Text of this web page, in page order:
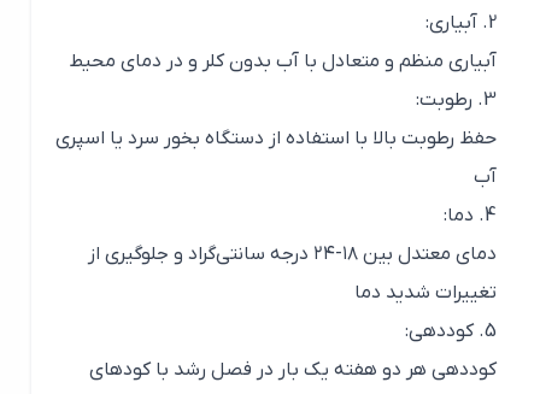
آبیاری منظم و متعادل با آب بدون کلر و در دمای محیط
حفظ رطوبت بالا با استفاده از دستگاه بخور سرد یا اسپری
دمای معتدل بین ۱۸-۲۴ درجه سانتی‌گراد و جلوگیری از
تغییرات شدید دما
کوددهی هر دو هفته یک بار در فصل رشد با کودهای